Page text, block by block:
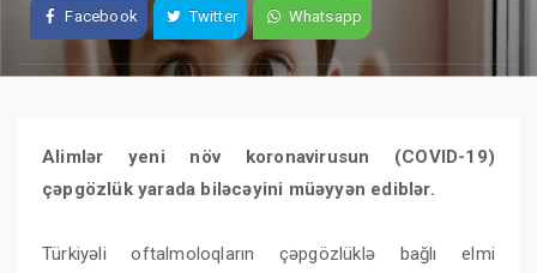
Facebook Twitter Whatsapp
Alimlər yeni növ koronavirusun (COVID-19)
çəpgözlük yarada biləcəyini müəyyən ediblər.
Türkiyəli oftalmoloqların çəpgözlüklə bağlı elmi